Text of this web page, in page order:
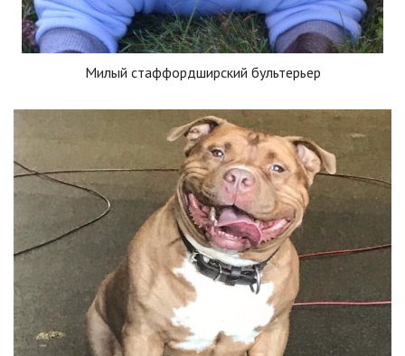
Милый стаффордширский бультерьер